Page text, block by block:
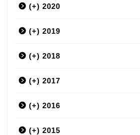
(+) 2020
3月
(+) 2019
12月
9月
7月
6月
(+) 2018
12月
11月
10月
(+) 2017
12月
11月
(+) 2016
12月
(+) 2015